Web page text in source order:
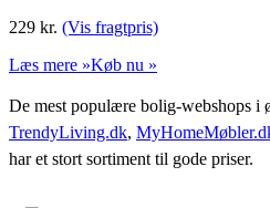
229 kr. (Vis fragtpris)
Læs mere »Køb nu »
De mest populære bolig-webshops i
TrendyLiving.dk,
har et stort sortiment til gode priser.